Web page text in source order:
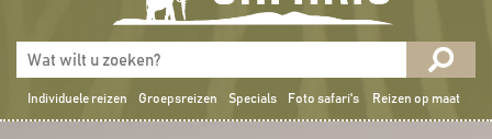
Individuele reizen Groepsreizen Specials Foto safari's Reizen op maat